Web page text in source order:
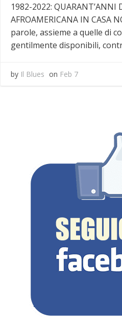
1982-2022: QUARANT’ANNI
AFROAMERICANA IN CASA
parole, assieme a quelle di
gentilmente disponibili,
by Il Blues on Feb 7